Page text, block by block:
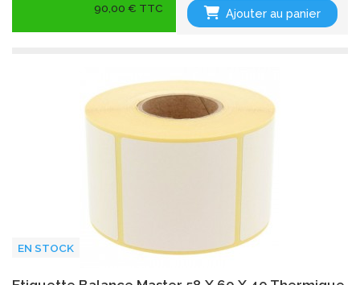
90,00 € TTC Ajouter au panier
EN STOCK